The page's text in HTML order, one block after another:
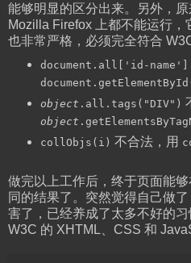
能够明显的区分出来。另外，
Mozilla Firefox 上都不能运行
也非常严格，必须完全符合
document.all['id-name']
object .all.tags("DIV")
object
collObjs(i) 不合法，用
做完以上工作后，终于页面能
同的结果了。突然觉得自己做
害了，已经养成了太多不好的
W3C 的 XHTML、CSS 和